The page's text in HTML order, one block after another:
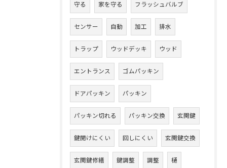
守る 家を守る フラッシュバルブ
センサー 自動 加工 排水
トラップ ウッドデッキ ウッド
エントランス ゴムパッキン
ドアパッキン パッキン
パッキン切れる パッキン交換 玄関鍵
鍵開けにくい 回しにくい 玄関鍵交換
玄関鍵修繕 鍵調整 調整 樋